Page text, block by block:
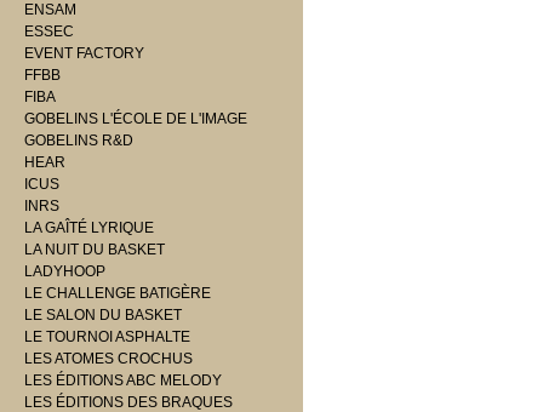
ENSAM
ESSEC
EVENT FACTORY
FFBB
FIBA
GOBELINS L'ÉCOLE DE L'IMAGE
GOBELINS R&D
HEAR
ICUS
INRS
LA GAÎTÉ LYRIQUE
LA NUIT DU BASKET
LADYHOOP
LE CHALLENGE BATIGÈRE
LE SALON DU BASKET
LE TOURNOI ASPHALTE
LES ATOMES CROCHUS
LES ÉDITIONS ABC MELODY
LES ÉDITIONS DES BRAQUES